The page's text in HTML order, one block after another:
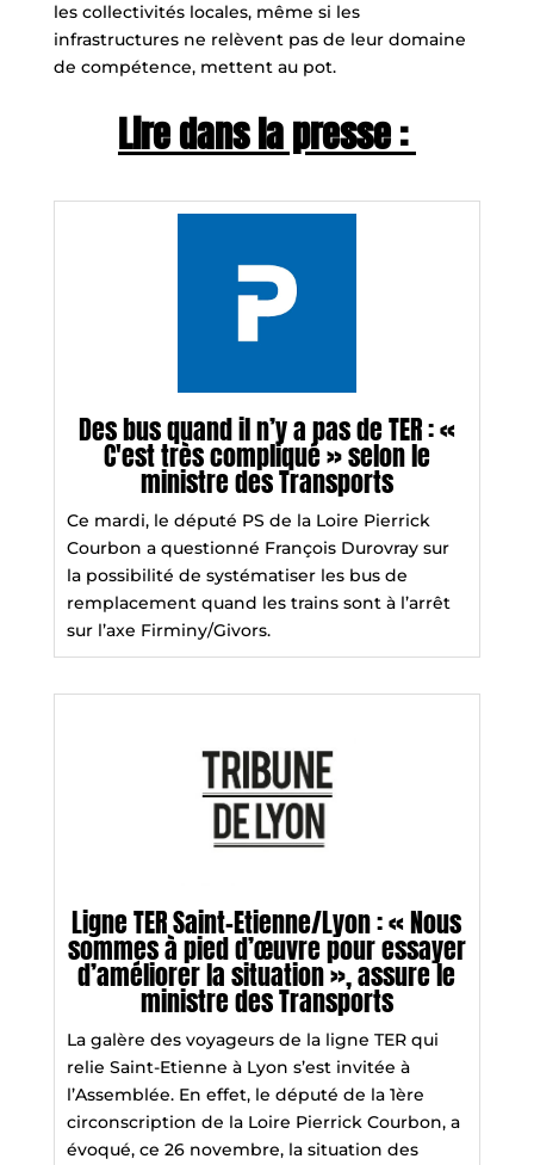
les collectivités locales, même si les
infrastructures ne relèvent pas de leur domaine
de compétence, mettent au pot.
Lire dans la presse :
Des bus quand il n’y a pas de TER : «
C'est très compliqué » selon le
ministre des Transports
Ce mardi, le député PS de la Loire Pierrick
Courbon a questionné François Durovray sur
la possibilité de systématiser les bus de
remplacement quand les trains sont à l’arrêt
sur l’axe Firminy/Givors.
Ligne TER Saint-Etienne/Lyon : « Nous
sommes à pied d’œuvre pour essayer
d’améliorer la situation », assure le
ministre des Transports
La galère des voyageurs de la ligne TER qui
relie Saint-Etienne à Lyon s’est invitée à
l’Assemblée. En effet, le député de la 1ère
circonscription de la Loire Pierrick Courbon, a
évoqué, ce 26 novembre, la situation des